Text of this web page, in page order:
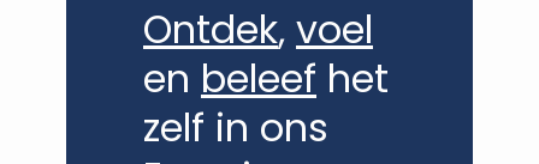
Ontdek, voel
en beleef het
zelf in ons